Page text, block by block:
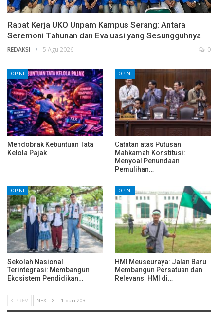
Rapat Kerja UKO Unpam Kampus Serang: Antara
Seremoni Tahunan dan Evaluasi yang Sesungguhnya
REDAKSI 5 Agu 2026 0
OPINI
Mendobrak Kebuntuan Tata
Kelola Pajak
OPINI
Catatan atas Putusan
Mahkamah Konstitusi:
Menyoal Penundaan
Pemulihan…
OPINI
Sekolah Nasional
Terintegrasi: Membangun
Ekosistem Pendidikan…
OPINI
HMI Meuseuraya: Jalan Baru
Membangun Persatuan dan
Relevansi HMI di…
PREV NEXT 1 dari 203